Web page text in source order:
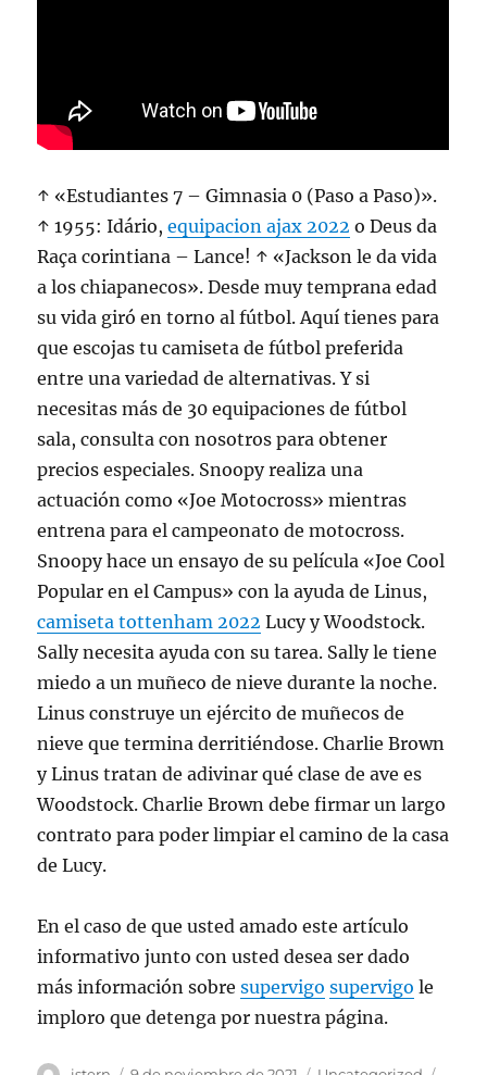
↑ «Estudiantes 7 – Gimnasia 0 (Paso a Paso)».
↑ 1955: Idário,equipacion ajax 2022 o Deus da
Raça corintiana – Lance! ↑ «Jackson le da vida
a los chiapanecos». Desde muy temprana edad
su vida giró en torno al fútbol. Aquí tienes para
que escojas tu camiseta de fútbol preferida
entre una variedad de alternativas. Y si
necesitas más de 30 equipaciones de fútbol
sala, consulta con nosotros para obtener
precios especiales. Snoopy realiza una
actuación como «Joe Motocross» mientras
entrena para el campeonato de motocross.
Snoopy hace un ensayo de su película «Joe Cool
Popular en el Campus» con la ayuda de Linus,
camiseta tottenham 2022 Lucy y Woodstock.
Sally necesita ayuda con su tarea. Sally le tiene
miedo a un muñeco de nieve durante la noche.
Linus construye un ejército de muñecos de
nieve que termina derritiéndose. Charlie Brown
y Linus tratan de adivinar qué clase de ave es
Woodstock. Charlie Brown debe firmar un largo
contrato para poder limpiar el camino de la casa
de Lucy.
En el caso de que usted amado este artículo
informativo junto con usted desea ser dado
más información sobresupervigo supervigo le
imploro que detenga por nuestra página.